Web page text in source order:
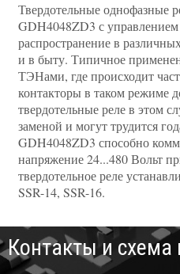
Твердотельные однофазные
GDH4048ZD3 с
распространение в
и в быту. Типичное
ТЭНами, где происходит
контакторы в таком режиме
твердотельные реле в этом
заменой и могут трудится
GDH4048ZD3 способно
напряжение 24...480 Вольт
твердотельное реле
SSR-14, SSR-16.
Контакты и схема